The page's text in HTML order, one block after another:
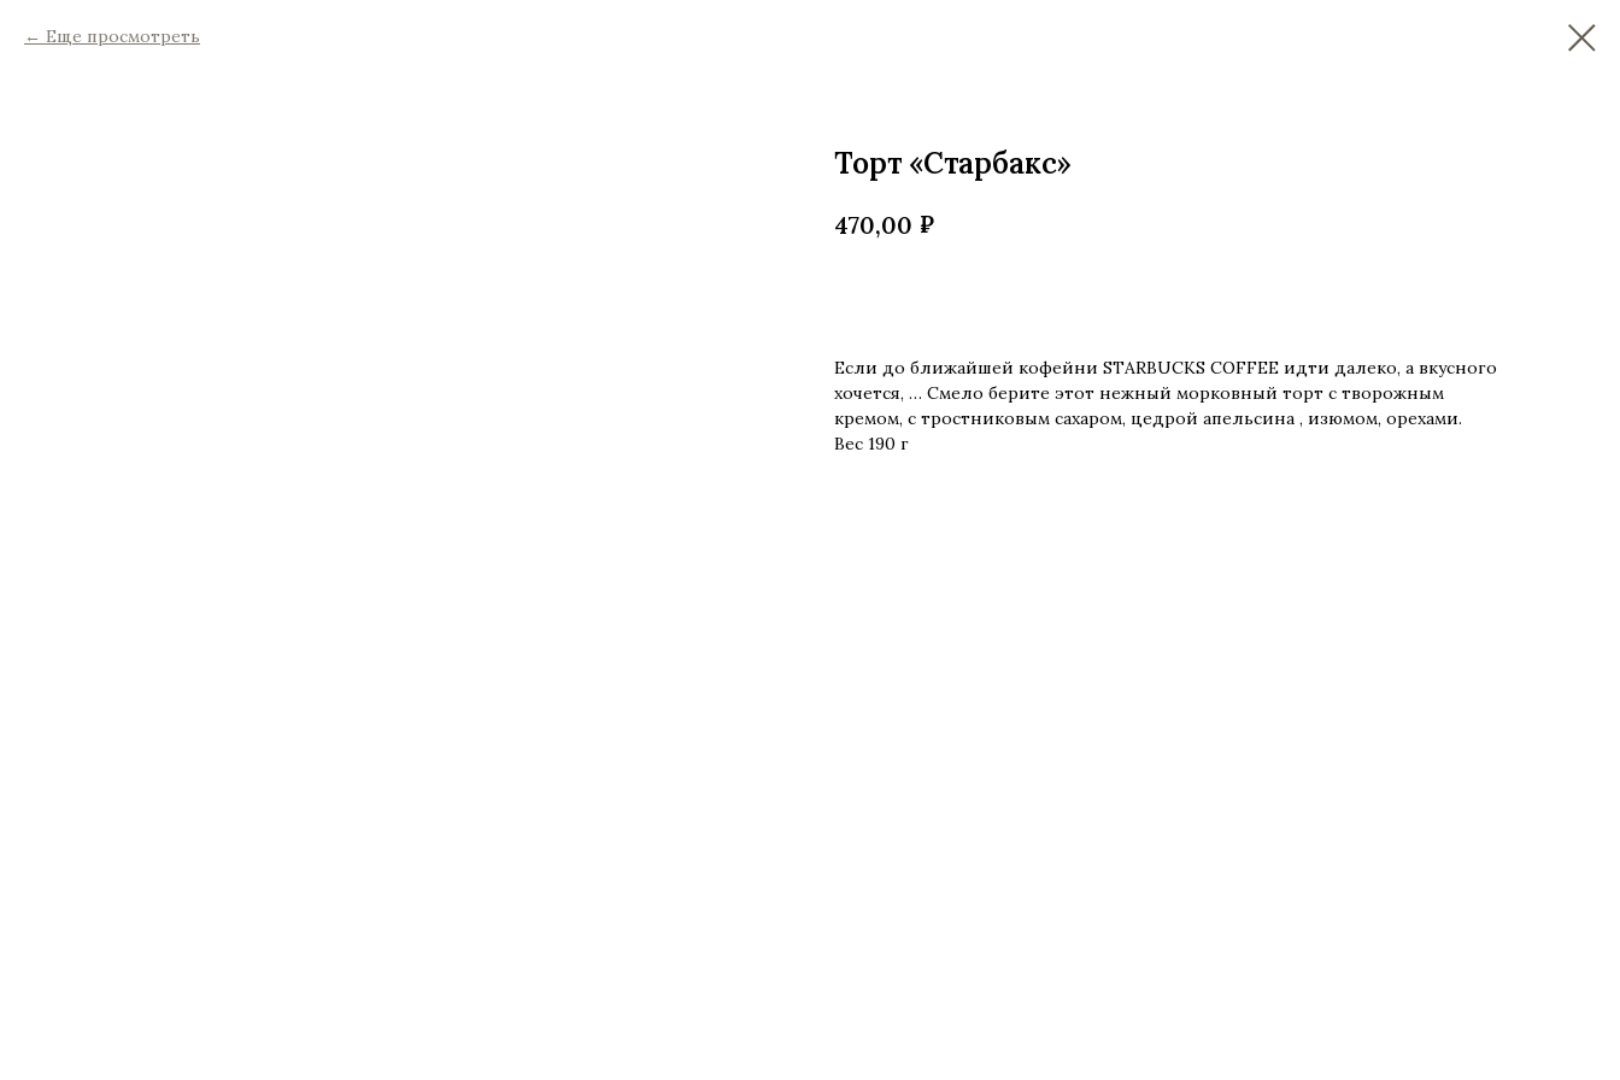
Еще просмотреть
Торт «Старбакс»
470,00 ₽
Если до ближайшей кофейни STARBUCKS COFFEE идти далеко, а вкусного
хочется, … Смело берите этот нежный морковный торт c творожным
кремом, с тростниковым сахаром, цедрой апельсина , изюмом, орехами.
Вес 190 г